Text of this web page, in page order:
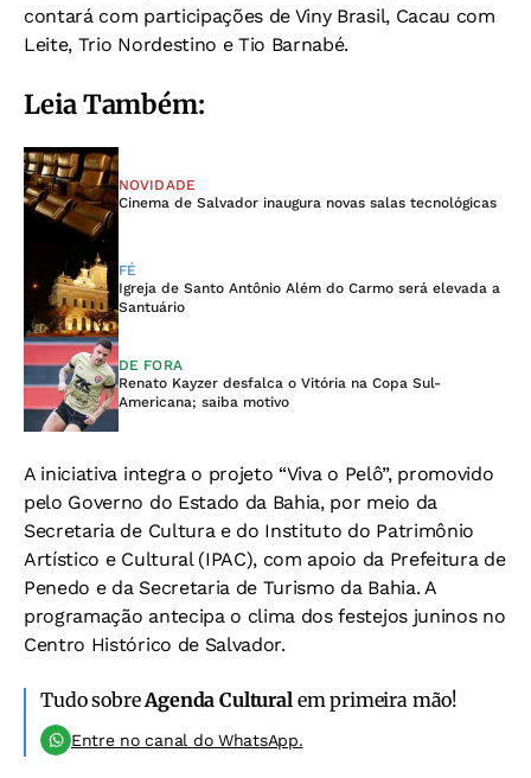
contará com participações de Viny Brasil, Cacau com
Leite, Trio Nordestino e Tio Barnabé.
Leia Também:
NOVIDADE
Cinema de Salvador inaugura novas salas tecnológicas
FÉ
Igreja de Santo Antônio Além do Carmo será elevada a
Santuário
DE FORA
Renato Kayzer desfalca o Vitória na Copa Sul-
Americana; saiba motivo
A iniciativa integra o projeto “Viva o Pelô”, promovido
pelo Governo do Estado da Bahia, por meio da
Secretaria de Cultura e do Instituto do Patrimônio
Artístico e Cultural (IPAC), com apoio da Prefeitura de
Penedo e da Secretaria de Turismo da Bahia. A
programação antecipa o clima dos festejos juninos no
Centro Histórico de Salvador.
Tudo sobreAgenda Culturalem primeira mão!
Entre no canal do WhatsApp.